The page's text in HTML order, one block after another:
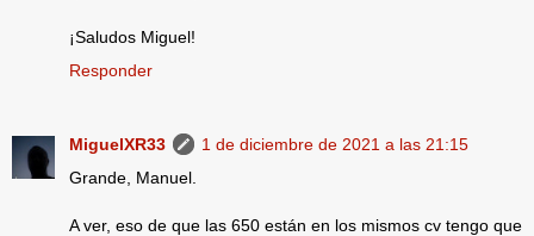
¡Saludos Miguel!
Responder
MiguelXR33
1 de diciembre de 2021 a las 21:15
Grande, Manuel.
A ver, eso de que las 650 están en los mismos cv tengo que